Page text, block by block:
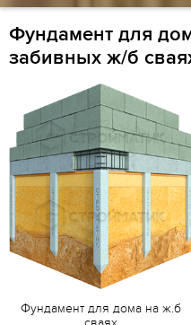
Фундамент для
забивных ж/б
Фундамент для дома на ж.б